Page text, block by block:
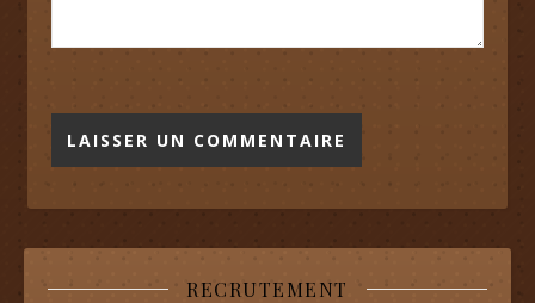
RECRUTEMENT